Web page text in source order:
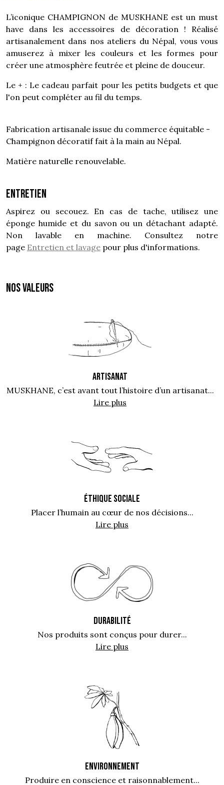
L’iconique CHAMPIGNON de MUSKHANE est un must
have dans les accessoires de décoration ! Réalisé
artisanalement dans nos ateliers du Népal, vous vous
amuserez à mixer les couleurs et les formes pour
créer une atmosphère feutrée et pleine de douceur.
Le + : Le cadeau parfait pour les petits budgets et que
l'on peut compléter au fil du temps.
Fabrication artisanale issue du commerce équitable -
Champignon décoratif fait à la main au Népal.
Matière naturelle renouvelable.
Entretien
Aspirez ou secouez. En cas de tache, utilisez une
éponge humide et du savon ou un détachant adapté.
Non lavable en machine. Consultez notre
page Entretien et lavage pour plus d'informations.
NOS VALEURS
ARTISANAT
MUSKHANE, c’est avant tout l’histoire d’un artisanat...
Lire plus
ÉTHIQUE SOCIALE
Placer l’humain au cœur de nos décisions...
Lire plus
DURABILITÉ
Nos produits sont conçus pour durer...
Lire plus
ENVIRONNEMENT
Produire en conscience et raisonnablement...